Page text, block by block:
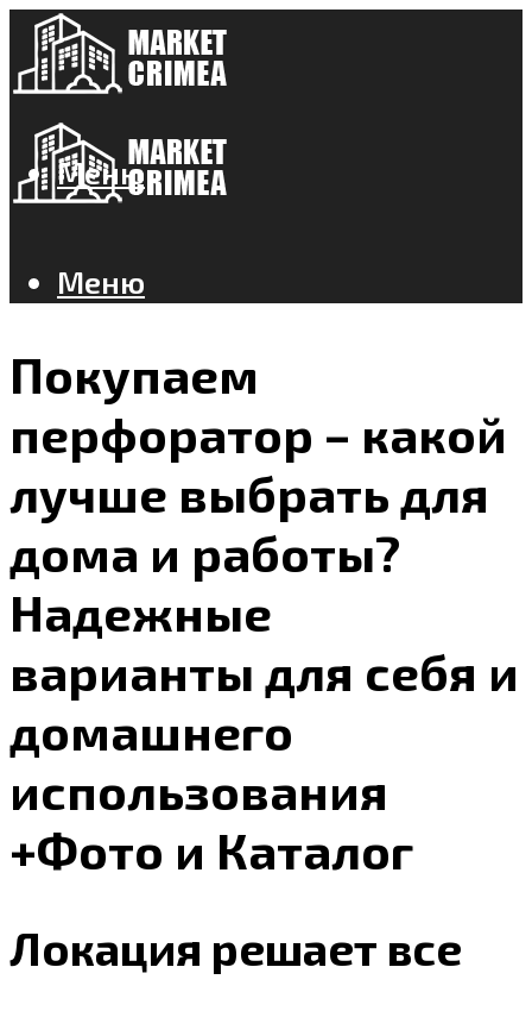
Меню
Меню
Покупаем
перфоратор – какой
лучше выбрать для
дома и работы?
Надежные
варианты для себя и
домашнего
использования
+Фото и Каталог
Локация решает все